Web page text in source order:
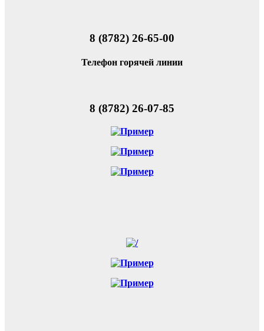
8 (8782) 26-65-00
Телефон горячей линии
8 (8782) 26-07-85